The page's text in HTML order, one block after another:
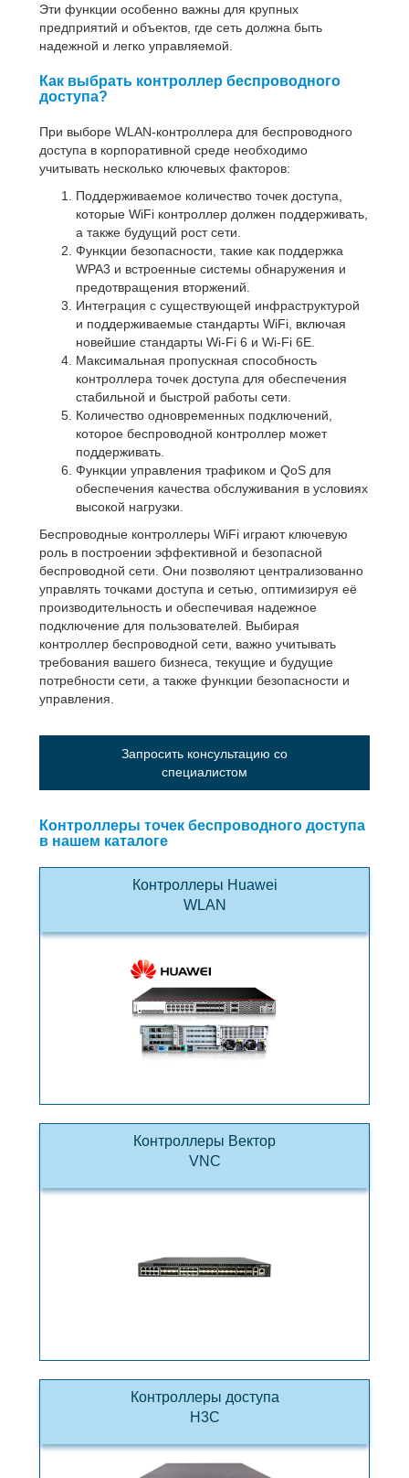
Эти функции особенно важны для крупных
предприятий и объектов, где сеть должна быть
надежной и легко управляемой.
Как выбрать контроллер беспроводного
доступа?
При выборе WLAN-контроллера для беспроводного
доступа в корпоративной среде необходимо
учитывать несколько ключевых факторов:
Поддерживаемое количество точек доступа,
которые WiFi контроллер должен поддерживать,
а также будущий рост сети.
Функции безопасности, такие как поддержка
WPA3 и встроенные системы обнаружения и
предотвращения вторжений.
Интеграция с существующей инфраструктурой
и поддерживаемые стандарты WiFi, включая
новейшие стандарты Wi-Fi 6 и Wi-Fi 6E.
Максимальная пропускная способность
контроллера точек доступа для обеспечения
стабильной и быстрой работы сети.
Количество одновременных подключений,
которое беспроводной контроллер может
поддерживать.
Функции управления трафиком и QoS для
обеспечения качества обслуживания в условиях
высокой нагрузки.
Беспроводные контроллеры WiFi играют ключевую
роль в построении эффективной и безопасной
беспроводной сети. Они позволяют централизованно
управлять точками доступа и сетью, оптимизируя её
производительность и обеспечивая надежное
подключение для пользователей. Выбирая
контроллер беспроводной сети, важно учитывать
требования вашего бизнеса, текущие и будущие
потребности сети, а также функции безопасности и
управления.
Запросить консультацию со
специалистом
Контроллеры точек беспроводного доступа
в нашем каталоге
Контроллеры Huawei
WLAN
Контроллеры Вектор
VNC
Контроллеры доступа
H3C